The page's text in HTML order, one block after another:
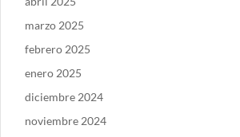
marzo 2025
febrero 2025
enero 2025
diciembre 2024
noviembre 2024